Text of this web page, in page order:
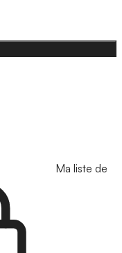
Ma liste de